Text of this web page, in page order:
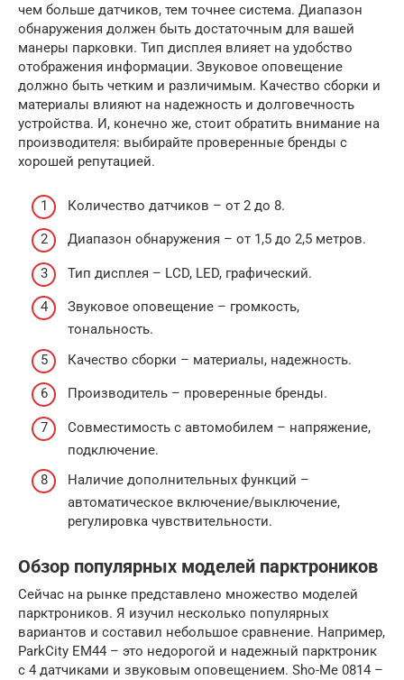
чем больше датчиков, тем точнее система. Диапазон
обнаружения должен быть достаточным для вашей
манеры парковки. Тип дисплея влияет на удобство
отображения информации. Звуковое оповещение
должно быть четким и различимым. Качество сборки и
материалы влияют на надежность и долговечность
устройства. И, конечно же, стоит обратить внимание на
производителя: выбирайте проверенные бренды с
хорошей репутацией.
Количество датчиков – от 2 до 8.
Диапазон обнаружения – от 1,5 до 2,5 метров.
Тип дисплея – LCD, LED, графический.
Звуковое оповещение – громкость,
тональность.
Качество сборки – материалы, надежность.
Производитель – проверенные бренды.
Совместимость с автомобилем – напряжение,
подключение.
Наличие дополнительных функций –
автоматическое включение/выключение,
регулировка чувствительности.
Обзор популярных моделей парктроников
Сейчас на рынке представлено множество моделей
парктроников. Я изучил несколько популярных
вариантов и составил небольшое сравнение. Например,
ParkCity EM44 – это недорогой и надежный парктроник
с 4 датчиками и звуковым оповещением. Sho-Me 0814 –